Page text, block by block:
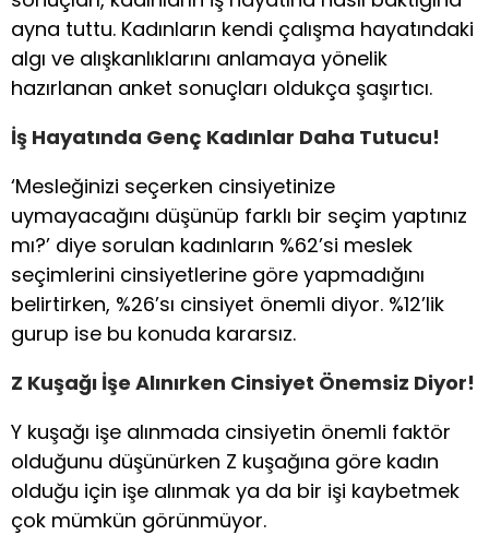
ayna tuttu. Kadınların kendi çalışma hayatındaki
algı ve alışkanlıklarını anlamaya yönelik
hazırlanan anket sonuçları oldukça şaşırtıcı.
İş Hayatında Genç Kadınlar Daha Tutucu!
‘Mesleğinizi seçerken cinsiyetinize
uymayacağını düşünüp farklı bir seçim yaptınız
mı?’ diye sorulan kadınların %62’si meslek
seçimlerini cinsiyetlerine göre yapmadığını
belirtirken, %26’sı cinsiyet önemli diyor. %12’lik
gurup ise bu konuda kararsız.
Z Kuşağı İşe Alınırken Cinsiyet Önemsiz Diyor!
Y kuşağı işe alınmada cinsiyetin önemli faktör
olduğunu düşünürken Z kuşağına göre kadın
olduğu için işe alınmak ya da bir işi kaybetmek
çok mümkün görünmüyor.